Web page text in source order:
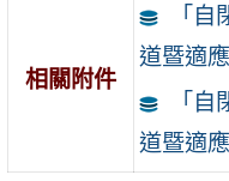
相關附件
「
道暨適
「
道暨適